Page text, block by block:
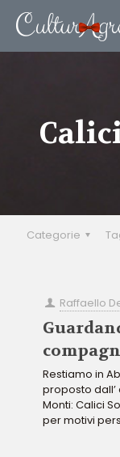
Categorie
Raffaello
Restiamo in
proposto dall’
Monti: Calici
per motivi